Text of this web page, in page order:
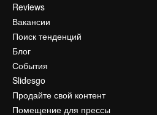
Reviews
Вакансии
Поиск тенденций
Блог
События
Slidesgo
Продайте свой контент
Помещение для прессы